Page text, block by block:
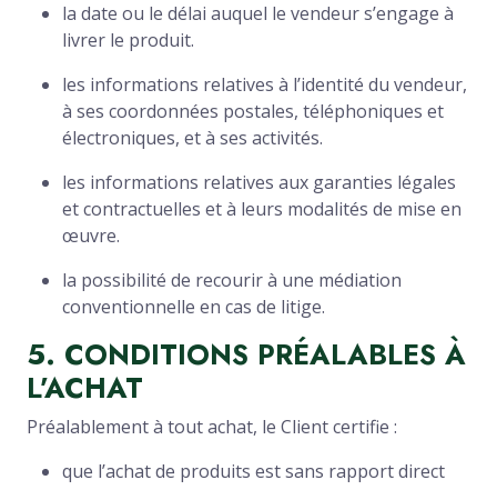
la date ou le délai auquel le vendeur s’engage à
livrer le produit.
les informations relatives à l’identité du vendeur,
à ses coordonnées postales, téléphoniques et
électroniques, et à ses activités.
les informations relatives aux garanties légales
et contractuelles et à leurs modalités de mise en
œuvre.
la possibilité de recourir à une médiation
conventionnelle en cas de litige.
5. CONDITIONS PRÉALABLES À
L’ACHAT
Préalablement à tout achat, le Client certifie :
que l’achat de produits est sans rapport direct